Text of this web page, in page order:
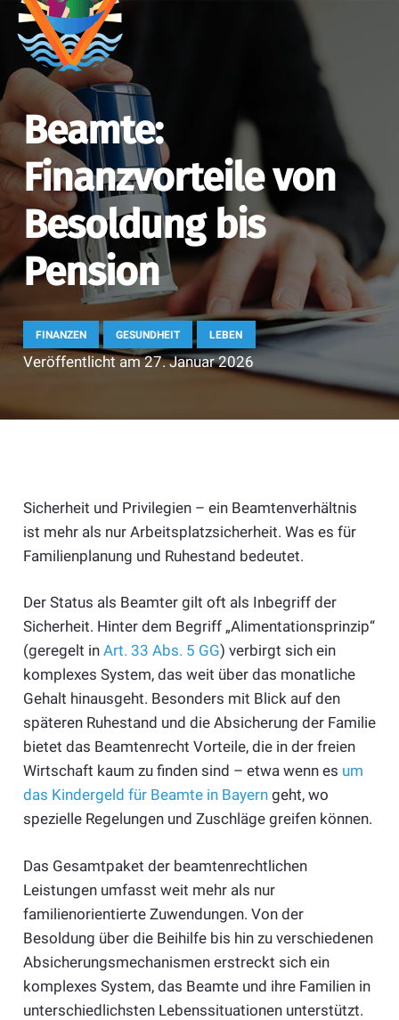
Beamte:
Finanzvorteile von
Besoldung bis
Pension
FINANZEN GESUNDHEIT LEBEN
Veröffentlicht am27. Januar 2026
Sicherheit und Privilegien – ein Beamtenverhältnis
ist mehr als nur Arbeitsplatzsicherheit. Was es für
Familienplanung und Ruhestand bedeutet.
Der Status als Beamter gilt oft als Inbegriff der
Sicherheit. Hinter dem Begriff „Alimentationsprinzip“
(geregelt in Art. 33 Abs. 5 GG) verbirgt sich ein
komplexes System, das weit über das monatliche
Gehalt hinausgeht. Besonders mit Blick auf den
späteren Ruhestand und die Absicherung der Familie
bietet das Beamtenrecht Vorteile, die in der freien
Wirtschaft kaum zu finden sind – etwa wenn es um
das Kindergeld für Beamte in Bayerngeht, wo
spezielle Regelungen und Zuschläge greifen können.
Das Gesamtpaket der beamtenrechtlichen
Leistungen umfasst weit mehr als nur
familienorientierte Zuwendungen. Von der
Besoldung über die Beihilfe bis hin zu verschiedenen
Absicherungsmechanismen erstreckt sich ein
komplexes System, das Beamte und ihre Familien in
unterschiedlichsten Lebenssituationen unterstützt.